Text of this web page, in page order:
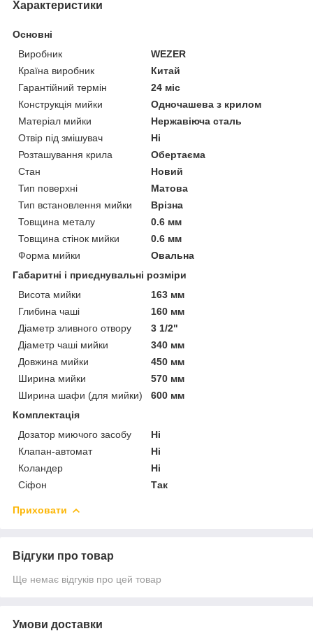
Характеристики
Основні
Виробник
WEZER
Країна виробник
Китай
Гарантійний термін
24 міс
Конструкція мийки
Одночашева з крилом
Матеріал мийки
Нержавіюча сталь
Отвір під змішувач
Ні
Розташування крила
Обертаєма
Стан
Новий
Тип поверхні
Матова
Тип встановлення мийки
Врізна
Товщина металу
0.6 мм
Товщина стінок мийки
0.6 мм
Форма мийки
Овальна
Габаритні і приєднувальні розміри
Висота мийки
163 мм
Глибина чаші
160 мм
Діаметр зливного отвору
3 1/2"
Діаметр чаші мийки
340 мм
Довжина мийки
450 мм
Ширина мийки
570 мм
Ширина шафи (для мийки)
600 мм
Комплектація
Дозатор миючого засобу
Ні
Клапан-автомат
Ні
Коландер
Ні
Сіфон
Так
Приховати
Відгуки про товар
Ще немає відгуків про цей товар
Умови доставки